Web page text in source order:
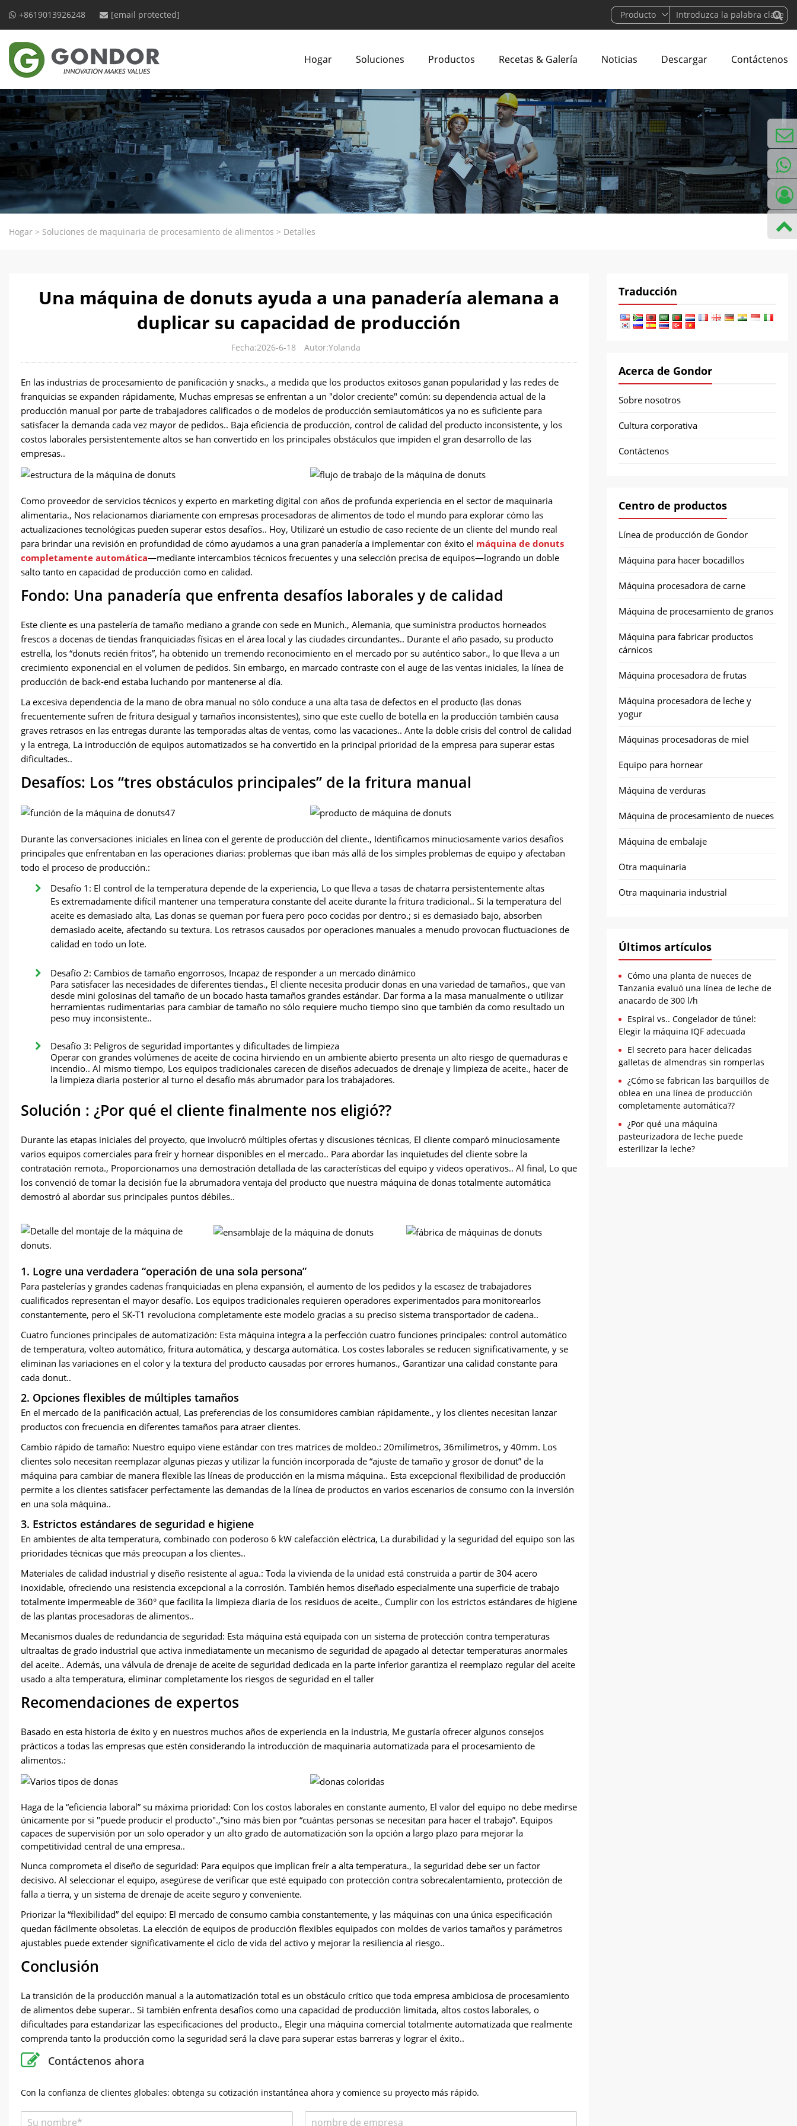
+8619013926248 [email protected]
Hogar Soluciones Productos Recetas & Galería Noticias Descargar Contáctenos
Hogar > Soluciones de maquinaria de procesamiento de alimentos > Detalles
Una máquina de donuts ayuda a una panadería alemana a
duplicar su capacidad de producción
Fecha:2026-6-18 Autor:Yolanda
En las industrias de procesamiento de panificación y snacks., a medida que los productos exitosos ganan popularidad y las redes de
franquicias se expanden rápidamente, Muchas empresas se enfrentan a un "dolor creciente" común: su dependencia actual de la
producción manual por parte de trabajadores calificados o de modelos de producción semiautomáticos ya no es suficiente para
satisfacer la demanda cada vez mayor de pedidos.. Baja eficiencia de producción, control de calidad del producto inconsistente, y los
costos laborales persistentemente altos se han convertido en los principales obstáculos que impiden el gran desarrollo de las
empresas..
Como proveedor de servicios técnicos y experto en marketing digital con años de profunda experiencia en el sector de maquinaria
alimentaria., Nos relacionamos diariamente con empresas procesadoras de alimentos de todo el mundo para explorar cómo las
actualizaciones tecnológicas pueden superar estos desafíos.. Hoy, Utilizaré un estudio de caso reciente de un cliente del mundo real
para brindar una revisión en profundidad de cómo ayudamos a una gran panadería a implementar con éxito el máquina de donuts
completamente automática—mediante intercambios técnicos frecuentes y una selección precisa de equipos—logrando un doble
salto tanto en capacidad de producción como en calidad.
Fondo: Una panadería que enfrenta desafíos laborales y de calidad
Este cliente es una pastelería de tamaño mediano a grande con sede en Munich., Alemania, que suministra productos horneados
frescos a docenas de tiendas franquiciadas físicas en el área local y las ciudades circundantes.. Durante el año pasado, su producto
estrella, los “donuts recién fritos”, ha obtenido un tremendo reconocimiento en el mercado por su auténtico sabor., lo que lleva a un
crecimiento exponencial en el volumen de pedidos. Sin embargo, en marcado contraste con el auge de las ventas iniciales, la línea de
producción de back-end estaba luchando por mantenerse al día.
La excesiva dependencia de la mano de obra manual no sólo conduce a una alta tasa de defectos en el producto (las donas
frecuentemente sufren de fritura desigual y tamaños inconsistentes), sino que este cuello de botella en la producción también causa
graves retrasos en las entregas durante las temporadas altas de ventas, como las vacaciones.. Ante la doble crisis del control de calidad
y la entrega, La introducción de equipos automatizados se ha convertido en la principal prioridad de la empresa para superar estas
dificultades..
Desafíos: Los “tres obstáculos principales” de la fritura manual
Durante las conversaciones iniciales en línea con el gerente de producción del cliente., Identificamos minuciosamente varios desafíos
principales que enfrentaban en las operaciones diarias: problemas que iban más allá de los simples problemas de equipo y afectaban
todo el proceso de producción.:
Desafío 1: El control de la temperatura depende de la experiencia, Lo que lleva a tasas de chatarra persistentemente altas
Es extremadamente difícil mantener una temperatura constante del aceite durante la fritura tradicional.. Si la temperatura del
aceite es demasiado alta, Las donas se queman por fuera pero poco cocidas por dentro.; si es demasiado bajo, absorben
demasiado aceite, afectando su textura. Los retrasos causados ​​por operaciones manuales a menudo provocan fluctuaciones de
calidad en todo un lote.
Desafío 2: Cambios de tamaño engorrosos, Incapaz de responder a un mercado dinámico
Para satisfacer las necesidades de diferentes tiendas., El cliente necesita producir donas en una variedad de tamaños., que van
desde mini golosinas del tamaño de un bocado hasta tamaños grandes estándar. Dar forma a la masa manualmente o utilizar
herramientas rudimentarias para cambiar de tamaño no sólo requiere mucho tiempo sino que también da como resultado un
peso muy inconsistente..
Desafío 3: Peligros de seguridad importantes y dificultades de limpieza
Operar con grandes volúmenes de aceite de cocina hirviendo en un ambiente abierto presenta un alto riesgo de quemaduras e
incendio.. Al mismo tiempo, Los equipos tradicionales carecen de diseños adecuados de drenaje y limpieza de aceite., hacer de
la limpieza diaria posterior al turno el desafío más abrumador para los trabajadores.
Solución : ¿Por qué el cliente finalmente nos eligió??
Durante las etapas iniciales del proyecto, que involucró múltiples ofertas y discusiones técnicas, El cliente comparó minuciosamente
varios equipos comerciales para freír y hornear disponibles en el mercado.. Para abordar las inquietudes del cliente sobre la
contratación remota., Proporcionamos una demostración detallada de las características del equipo y videos operativos.. Al final, Lo que
los convenció de tomar la decisión fue la abrumadora ventaja del producto que nuestra máquina de donas totalmente automática
demostró al abordar sus principales puntos débiles..
1. Logre una verdadera “operación de una sola persona”
Para pastelerías y grandes cadenas franquiciadas en plena expansión, el aumento de los pedidos y la escasez de trabajadores
cualificados representan el mayor desafío. Los equipos tradicionales requieren operadores experimentados para monitorearlos
constantemente, pero el SK-T1 revoluciona completamente este modelo gracias a su preciso sistema transportador de cadena..
Cuatro funciones principales de automatización: Esta máquina integra a la perfección cuatro funciones principales: control automático
de temperatura, volteo automático, fritura automática, y descarga automática. Los costes laborales se reducen significativamente, y se
eliminan las variaciones en el color y la textura del producto causadas por errores humanos., Garantizar una calidad constante para
cada donut..
2. Opciones flexibles de múltiples tamaños
En el mercado de la panificación actual, Las preferencias de los consumidores cambian rápidamente., y los clientes necesitan lanzar
productos con frecuencia en diferentes tamaños para atraer clientes.
Cambio rápido de tamaño: Nuestro equipo viene estándar con tres matrices de moldeo.: 20milímetros, 36milímetros, y 40mm. Los
clientes solo necesitan reemplazar algunas piezas y utilizar la función incorporada de “ajuste de tamaño y grosor de donut” de la
máquina para cambiar de manera flexible las líneas de producción en la misma máquina.. Esta excepcional flexibilidad de producción
permite a los clientes satisfacer perfectamente las demandas de la línea de productos en varios escenarios de consumo con la inversión
en una sola máquina..
3. Estrictos estándares de seguridad e higiene
En ambientes de alta temperatura, combinado con poderoso 6 kW calefacción eléctrica, La durabilidad y la seguridad del equipo son las
prioridades técnicas que más preocupan a los clientes..
Materiales de calidad industrial y diseño resistente al agua.: Toda la vivienda de la unidad está construida a partir de 304 acero
inoxidable, ofreciendo una resistencia excepcional a la corrosión. También hemos diseñado especialmente una superficie de trabajo
totalmente impermeable de 360° que facilita la limpieza diaria de los residuos de aceite., Cumplir con los estrictos estándares de higiene
de las plantas procesadoras de alimentos..
Mecanismos duales de redundancia de seguridad: Esta máquina está equipada con un sistema de protección contra temperaturas
ultraaltas de grado industrial que activa inmediatamente un mecanismo de seguridad de apagado al detectar temperaturas anormales
del aceite.. Además, una válvula de drenaje de aceite de seguridad dedicada en la parte inferior garantiza el reemplazo regular del aceite
usado a alta temperatura, eliminar completamente los riesgos de seguridad en el taller
Recomendaciones de expertos
Basado en esta historia de éxito y en nuestros muchos años de experiencia en la industria, Me gustaría ofrecer algunos consejos
prácticos a todas las empresas que estén considerando la introducción de maquinaria automatizada para el procesamiento de
alimentos.:
Haga de la “eficiencia laboral” su máxima prioridad: Con los costos laborales en constante aumento, El valor del equipo no debe medirse
únicamente por si "puede producir el producto".,”sino más bien por “cuántas personas se necesitan para hacer el trabajo”. Equipos
capaces de supervisión por un solo operador y un alto grado de automatización son la opción a largo plazo para mejorar la
competitividad central de una empresa..
Nunca comprometa el diseño de seguridad: Para equipos que implican freír a alta temperatura., la seguridad debe ser un factor
decisivo. Al seleccionar el equipo, asegúrese de verificar que esté equipado con protección contra sobrecalentamiento, protección de
falla a tierra, y un sistema de drenaje de aceite seguro y conveniente.
Priorizar la “flexibilidad” del equipo: El mercado de consumo cambia constantemente, y las máquinas con una única especificación
quedan fácilmente obsoletas. La elección de equipos de producción flexibles equipados con moldes de varios tamaños y parámetros
ajustables puede extender significativamente el ciclo de vida del activo y mejorar la resiliencia al riesgo..
Conclusión
La transición de la producción manual a la automatización total es un obstáculo crítico que toda empresa ambiciosa de procesamiento
de alimentos debe superar.. Si también enfrenta desafíos como una capacidad de producción limitada, altos costos laborales, o
dificultades para estandarizar las especificaciones del producto., Elegir una máquina comercial totalmente automatizada que realmente
comprenda tanto la producción como la seguridad será la clave para superar estas barreras y lograr el éxito..
Contáctenos ahora
Con la confianza de clientes globales: obtenga su cotización instantánea ahora y comience su proyecto más rápido.
Traducción
Acerca de Gondor
Sobre nosotros
Cultura corporativa
Contáctenos
Centro de productos
Línea de producción de Gondor
Máquina para hacer bocadillos
Máquina procesadora de carne
Máquina de procesamiento de granos
Máquina para fabricar productos
cárnicos
Máquina procesadora de frutas
Máquina procesadora de leche y
yogur
Máquinas procesadoras de miel
Equipo para hornear
Máquina de verduras
Máquina de procesamiento de nueces
Máquina de embalaje
Otra maquinaria
Otra maquinaria industrial
Últimos artículos
Cómo una planta de nueces de
Tanzania evaluó una línea de leche de
anacardo de 300 l/h
Espiral vs.. Congelador de túnel:
Elegir la máquina IQF adecuada
El secreto para hacer delicadas
galletas de almendras sin romperlas
¿Cómo se fabrican las barquillos de
oblea en una línea de producción
completamente automática??
¿Por qué una máquina
pasteurizadora de leche puede
esterilizar la leche?